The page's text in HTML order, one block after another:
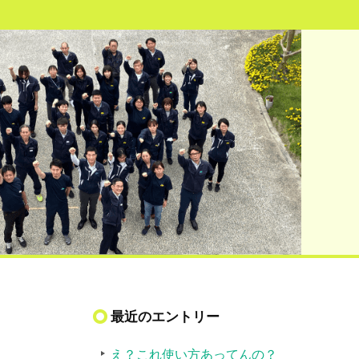
最近のエントリー
え？これ使い方あってんの？